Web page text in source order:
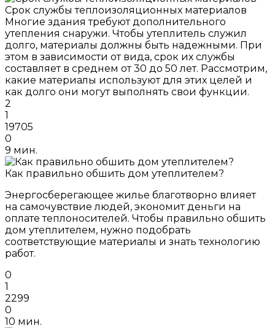
Срок службы теплоизоляционных материалов
Многие здания требуют дополнительного
утепления снаружи. Чтобы утеплитель служил
долго, материалы должны быть надежными. При
этом в зависимости от вида, срок их службы
составляет в среднем от 30 до 50 лет. Рассмотрим,
какие материалы используют для этих целей и
как долго они могут выполнять свои функции.
2
1
19705
0
9 мин.
Как правильно обшить дом утеплителем?
Энергосберегающее жилье благотворно влияет
на самочувствие людей, экономит деньги на
оплате теплоносителей. Чтобы правильно обшить
дом утеплителем, нужно подобрать
соответствующие материалы и знать технологию
работ.
0
1
2299
0
10 мин.